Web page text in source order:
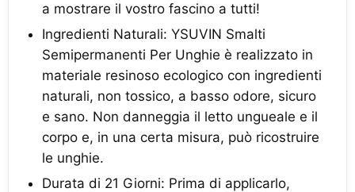
a mostrare il vostro fascino a tutti!
Ingredienti Naturali: YSUVIN Smalti
Semipermanenti Per Unghie è realizzato in
materiale resinoso ecologico con ingredienti
naturali, non tossico, a basso odore, sicuro
e sano. Non danneggia il letto ungueale e il
corpo e, in una certa misura, può ricostruire
le unghie.
Durata di 21 Giorni: Prima di applicarlo,